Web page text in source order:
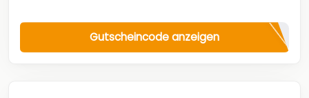
Gutscheincode anzeigen